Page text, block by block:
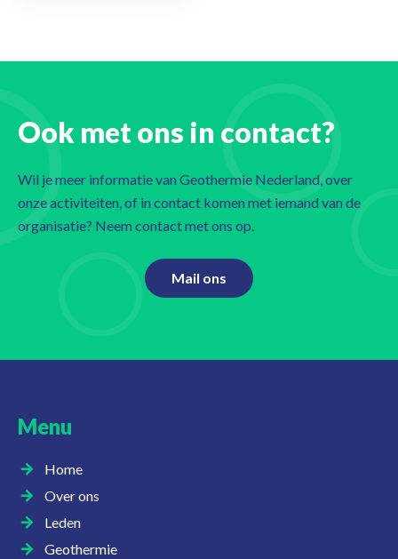
Ook met ons in contact?
Wil je meer informatie van Geothermie Nederland, over
onze activiteiten, of in contact komen met iemand van de
organisatie? Neem contact met ons op.
Mail ons
Menu
Home
Over ons
Leden
Geothermie